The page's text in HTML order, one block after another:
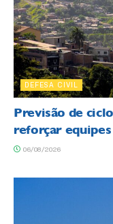
DEFESA CIVIL
Previsão de
reforçar
06/08/2026